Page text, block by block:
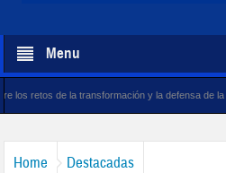
Menu
y la defensa de la soberanía
Home Destacadas